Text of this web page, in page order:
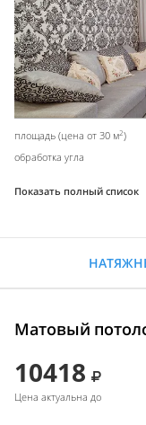
площадь (цена от 30 м2)
обработка угла
Показать полный список
Матовый
10418
Цена актуальна до